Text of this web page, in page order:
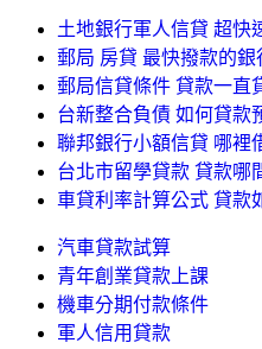
土地銀行軍人信貸 超快
郵局 房貸 最快撥款的銀
郵局信貸條件 貸款一直
台新整合負債 如何貸款
聯邦銀行小額信貸 哪裡
台北市留學貸款 貸款哪
車貸利率計算公式 貸款
汽車貸款試算
青年創業貸款上課
機車分期付款條件
軍人信用貸款